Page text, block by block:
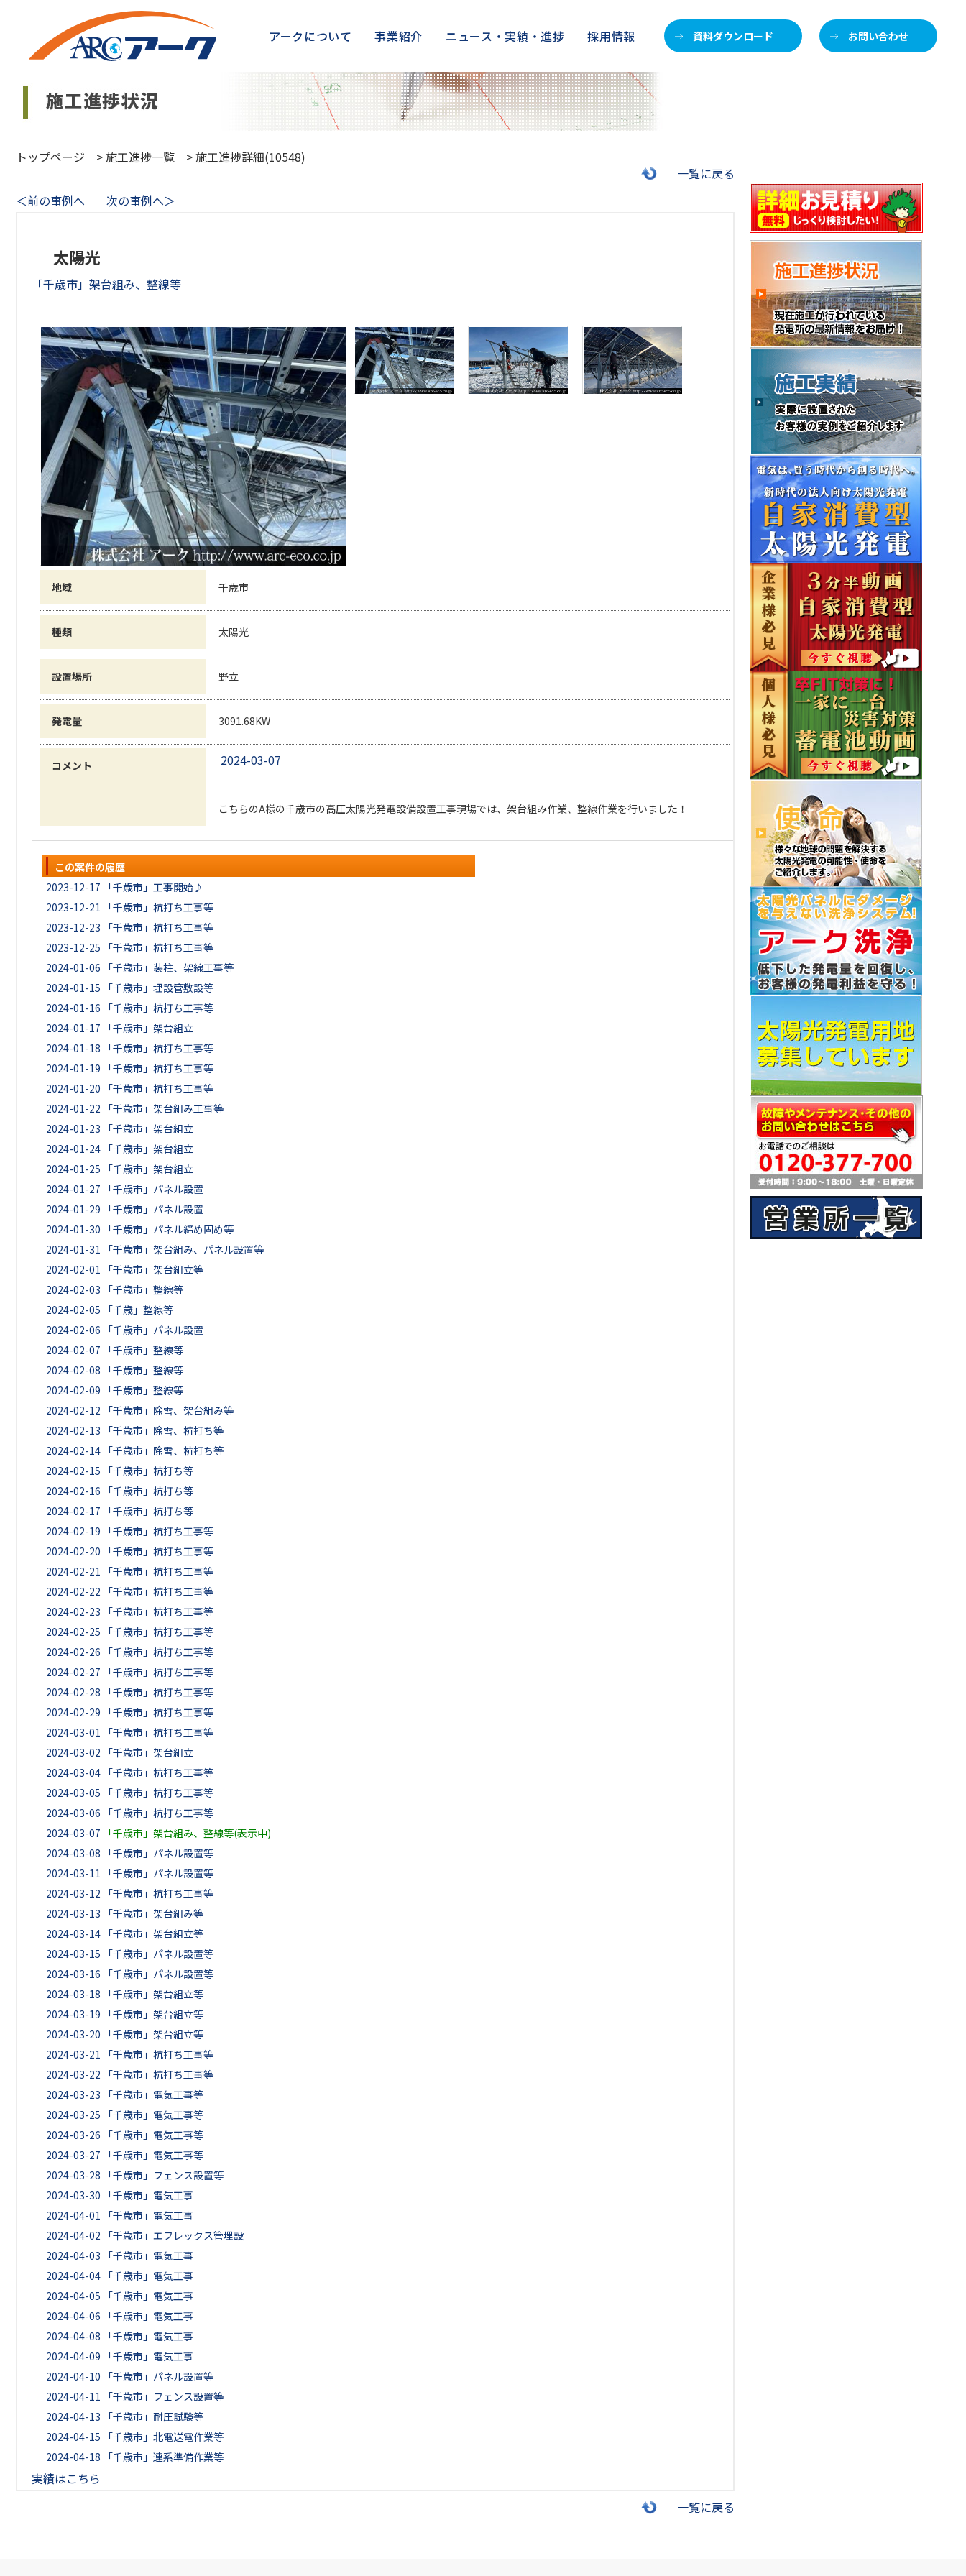
アークについて 事業紹介 ニュース・実績・進捗 採用情報 資料ダウンロード お問い合わせ
トップページ >施工進捗一覧 >施工進捗詳細(10548)
一覧に戻る
＜前の事例へ
次の事例へ＞
太陽光
「千歳市」架台組み、整線等
地域 千歳市
種類 太陽光
設置場所 野立
発電量 3091.68KW
コメント 2024-03-07
こちらのA様の千歳市の高圧太陽光発電設備設置工事現場では、架台組み作業、整線作業を行いました！
この案件の履歴
2023-12-17
「千歳市」工事開始♪
2023-12-21
「千歳市」杭打ち工事等
2023-12-23
「千歳市」杭打ち工事等
2023-12-25
「千歳市」杭打ち工事等
2024-01-06
「千歳市」装柱、架線工事等
2024-01-15
「千歳市」埋設管敷設等
2024-01-16
「千歳市」杭打ち工事等
2024-01-17
「千歳市」架台組立
2024-01-18
「千歳市」杭打ち工事等
2024-01-19
「千歳市」杭打ち工事等
2024-01-20
「千歳市」杭打ち工事等
2024-01-22
「千歳市」架台組み工事等
2024-01-23
「千歳市」架台組立
2024-01-24 「千歳市」架台組立
2024-01-25
「千歳市」架台組立
2024-01-27
「千歳市」パネル設置
2024-01-29
「千歳市」パネル設置
2024-01-30
「千歳市」パネル締め固め等
2024-01-31
「千歳市」架台組み、パネル設置等
2024-02-01
「千歳市」架台組立等
2024-02-03
「千歳市」整線等
2024-02-05
「千歳」整線等
2024-02-06
「千歳市」パネル設置
2024-02-07
「千歳市」整線等
2024-02-08
「千歳市」整線等
2024-02-09
「千歳市」整線等
2024-02-12
「千歳市」除雪、架台組み等
2024-02-13
「千歳市」除雪、杭打ち等
2024-02-14 「千歳市」除雪、杭打ち等
2024-02-15
「千歳市」杭打ち等
2024-02-16
「千歳市」杭打ち等
2024-02-17
「千歳市」杭打ち等
2024-02-19
「千歳市」杭打ち工事等
2024-02-20
「千歳市」杭打ち工事等
2024-02-21
「千歳市」杭打ち工事等
2024-02-22
「千歳市」杭打ち工事等
2024-02-23
「千歳市」杭打ち工事等
2024-02-25
「千歳市」杭打ち工事等
2024-02-26
「千歳市」杭打ち工事等
2024-02-27
「千歳市」杭打ち工事等
2024-02-28
「千歳市」杭打ち工事等
2024-02-29
「千歳市」杭打ち工事等
2024-03-01
「千歳市」杭打ち工事等
2024-03-02
「千歳市」架台組立
2024-03-04 「千歳市」杭打ち工事等
2024-03-05
「千歳市」杭打ち工事等
2024-03-06
「千歳市」杭打ち工事等
2024-03-07
「千歳市」架台組み、整線等(表示中)
2024-03-08
「千歳市」パネル設置等
2024-03-11
「千歳市」パネル設置等
2024-03-12
「千歳市」杭打ち工事等
2024-03-13
「千歳市」架台組み等
2024-03-14 「千歳市」架台組立等
2024-03-15
「千歳市」パネル設置等
2024-03-16
「千歳市」パネル設置等
2024-03-18
「千歳市」架台組立等
2024-03-19
「千歳市」架台組立等
2024-03-20
「千歳市」架台組立等
2024-03-21
「千歳市」杭打ち工事等
2024-03-22
「千歳市」杭打ち工事等
2024-03-23
「千歳市」電気工事等
2024-03-25
「千歳市」電気工事等
2024-03-26
「千歳市」電気工事等
2024-03-27
「千歳市」電気工事等
2024-03-28
「千歳市」フェンス設置等
2024-03-30
「千歳市」電気工事
2024-04-01
「千歳市」電気工事
2024-04-02
「千歳市」エフレックス管埋設
2024-04-03
「千歳市」電気工事
2024-04-04 「千歳市」電気工事
2024-04-05
「千歳市」電気工事
2024-04-06
「千歳市」電気工事
2024-04-08
「千歳市」電気工事
2024-04-09
「千歳市」電気工事
2024-04-10
「千歳市」パネル設置等
2024-04-11
「千歳市」フェンス設置等
2024-04-13
「千歳市」耐圧試験等
2024-04-15
「千歳市」北電送電作業等
2024-04-18
「千歳市」連系準備作業等
実績はこちら
一覧に戻る